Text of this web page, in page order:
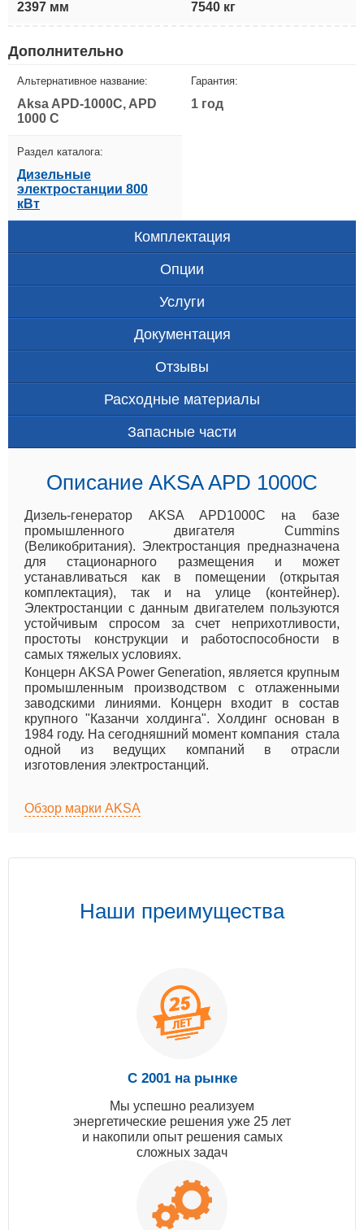
2397 мм 7540 кг
Дополнительно
Альтернативное название:
Aksa APD-1000C, APD
1000 C
Гарантия:
1 год
Раздел каталога:
Дизельные
электростанции 800
кВт
Комплектация
Опции
Услуги
Документация
Отзывы
Расходные материалы
Запасные части
Описание AKSA APD 1000C
Дизель-генератор AKSA APD1000C на базе
промышленного двигателя Cummins
(Великобритания). Электростанция предназначена
для стационарного размещения и может
устанавливаться как в помещении (открытая
комплектация), так и на улице (контейнер).
Электростанции с данным двигателем пользуются
устойчивым спросом за счет неприхотливости,
простоты конструкции и работоспособности в
самых тяжелых условиях.
Концерн AKSA Power Generation, является крупным
промышленным производством с отлаженными
заводскими линиями. Концерн входит в состав
крупного "Казанчи холдинга". Холдинг основан в
1984 году. На сегодняшний момент компания стала
одной из ведущих компаний в отрасли
изготовления электростанций.
Обзор марки AKSA
Наши преимущества
С 2001 на рынке
Мы успешно реализуем
энергетические решения уже 25 лет
и накопили опыт решения самых
сложных задач